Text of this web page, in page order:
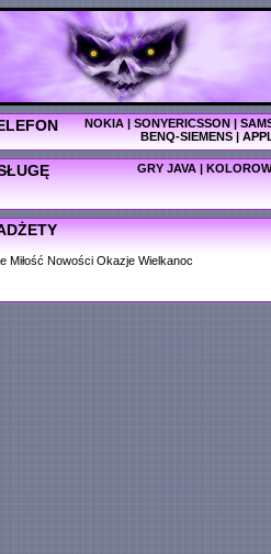
NOKIA|SONYERICSSON|
BENQ-SIEMENS|
GRY JAVA |
Miłość Nowości Okazje Wielkanoc